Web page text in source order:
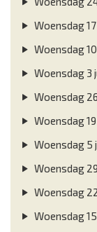
Woensdag
Woensdag
Woensdag 3
Woensdag
Woensdag
Woensdag 5
Woensdag
Woensdag
Woensdag